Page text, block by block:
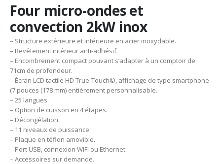
Four micro-ondes et
convection 2kW inox
– Structure extérieure et intérieure en acier inoxydable.
– Revêtement intérieur anti-adhésif.
– Encombrement compact pouvant s’adapter à un comptoir de
71cm de profondeur.
– Écran LCD tactile HD True-Touch©, affichage de type smartphone
(7 pouces (178 mm) entièrement personnalisable.
– 25 langues.
– Option de cuisson en 4 étapes.
– Décongélation.
– 11 niveaux de puissance.
– Plaque en téflon amovible.
– Port USB, connexion WIFI ou Ethernet.
– Accessoires sur demande.